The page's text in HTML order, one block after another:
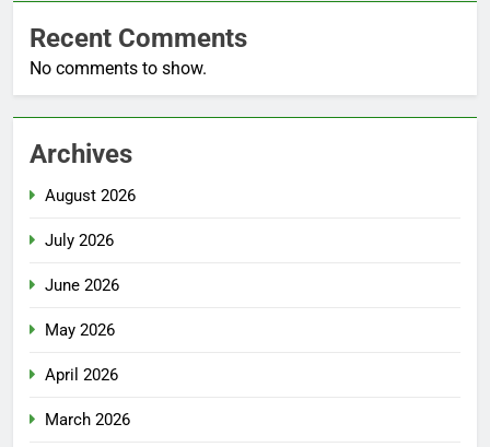
Recent Comments
No comments to show.
Archives
August 2026
July 2026
June 2026
May 2026
April 2026
March 2026